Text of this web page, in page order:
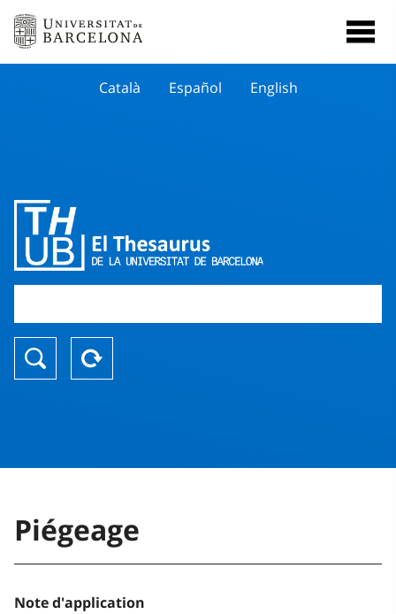
Català Español English
Piégeage
Note d'application